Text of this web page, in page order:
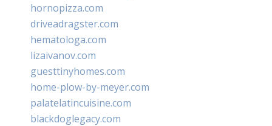
hornopizza.com
driveadragster.com
hematologa.com
lizaivanov.com
guesttinyhomes.com
home-plow-by-meyer.com
palatelatincuisine.com
blackdoglegacy.com